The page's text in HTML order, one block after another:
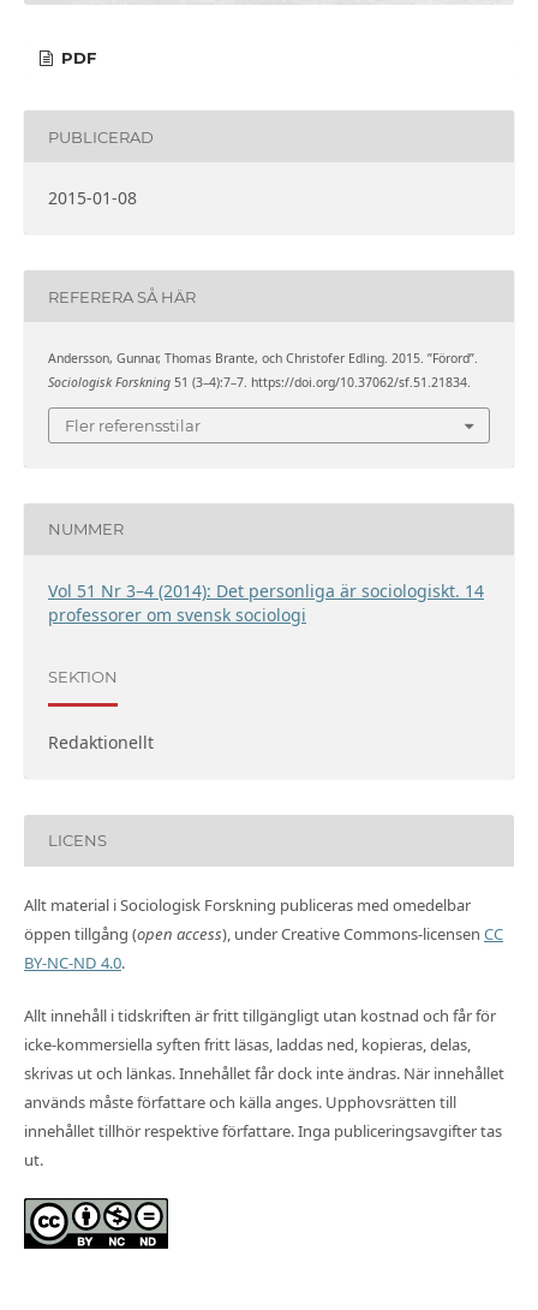
PDF
PUBLICERAD
2015-01-08
REFERERA SÅ HÄR
Andersson, Gunnar, Thomas Brante, och Christofer Edling. 2015. ”Förord”.
Sociologisk Forskning51 (3–4):7–7. https://doi.org/10.37062/sf.51.21834.
Fler referensstilar
NUMMER
Vol 51 Nr 3–4 (2014): Det personliga är sociologiskt. 14
professorer om svensk sociologi
SEKTION
Redaktionellt
LICENS
Allt material i Sociologisk Forskning publiceras med omedelbar
öppen tillgång (open access), under Creative Commons-licensen CC
BY-NC-ND 4.0.
Allt innehåll i tidskriften är fritt tillgängligt utan kostnad och får för
icke-kommersiella syften fritt läsas, laddas ned, kopieras, delas,
skrivas ut och länkas. Innehållet får dock inte ändras. När innehållet
används måste författare och källa anges. Upphovsrätten till
innehållet tillhör respektive författare. Inga publiceringsavgifter tas
ut.